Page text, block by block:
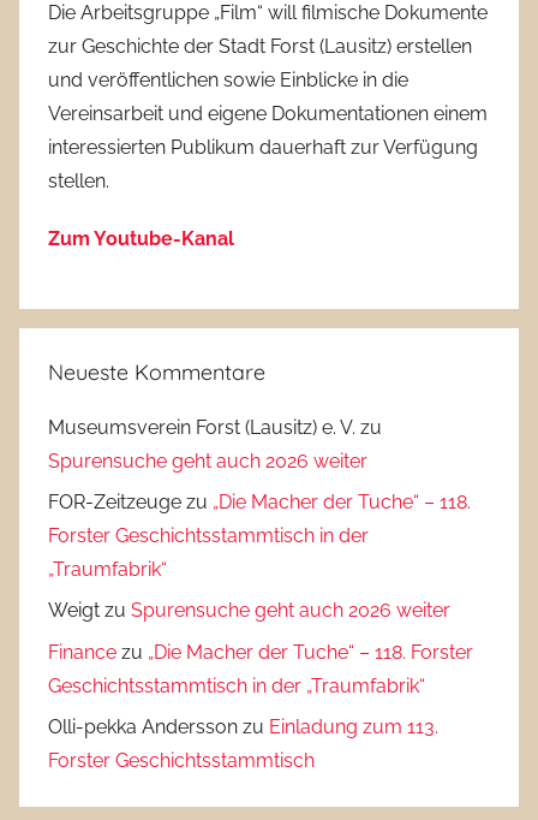
Die Arbeitsgruppe „Film“ will filmische Dokumente
zur Geschichte der Stadt Forst (Lausitz) erstellen
und veröffentlichen sowie Einblicke in die
Vereinsarbeit und eigene Dokumentationen einem
interessierten Publikum dauerhaft zur Verfügung
stellen.
Zum Youtube-Kanal
Neueste Kommentare
Museumsverein Forst (Lausitz) e. V. zu
Spurensuche geht auch 2026 weiter
FOR-Zeitzeuge zu „Die Macher der Tuche“ – 118.
Forster Geschichtsstammtisch in der
„Traumfabrik“
Weigt zu Spurensuche geht auch 2026 weiter
Finance zu „Die Macher der Tuche“ – 118. Forster
Geschichtsstammtisch in der „Traumfabrik“
Olli-pekka Andersson zu Einladung zum 113.
Forster Geschichtsstammtisch